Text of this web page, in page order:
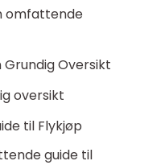
omfattende
Grundig Oversikt
oversikt
til Flykjøp
guide til